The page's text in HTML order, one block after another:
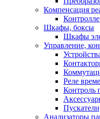
Компенсация
Шкафы, боксы
Шкафы
Управление,
Реле
Контроль
Анализаторы